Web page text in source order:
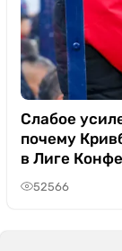
Слабое
почему
в Лиге
52566